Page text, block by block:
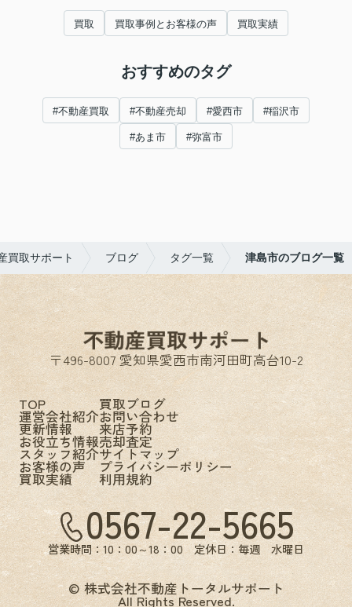
買取 買取事例とお客様の声 買取実績
おすすめのタグ
#不動産買取 #不動産売却 #愛西市 #稲沢市
#あま市 #弥富市
買取サポート ブログ タグ一覧 津島市のブログ一覧
〒496-8007 愛知県愛西市南河田町高台10-2
TOP
運営会社紹介
更新情報
お役立ち情報
スタッフ紹介
お客様の声
買取実績
買取ブログ
お問い合わせ
来店予約
売却査定
サイトマップ
プライバシーポリシー
利用規約
0567-22-5665
営業時間：10：00～18：00 定休日：毎週 水曜日
© 株式会社不動産トータルサポート
All Rights Reserved.